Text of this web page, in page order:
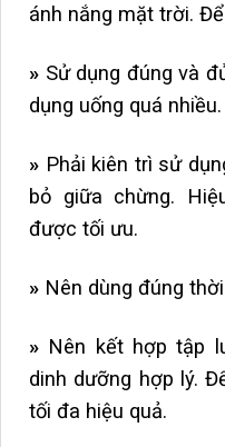
ánh nắng mặt trời.
» Sử dụng đúng và
dụng uống quá nhiều.
» Phải kiên trì sử
bỏ giữa chừng.
được tối ưu.
» Nên dùng đúng
» Nên kết hợp tập
dinh dưỡng hợp lý.
tối đa hiệu quả.